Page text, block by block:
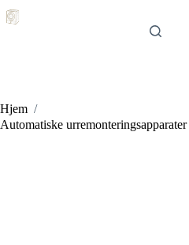
til
Hjem /
Automatiske